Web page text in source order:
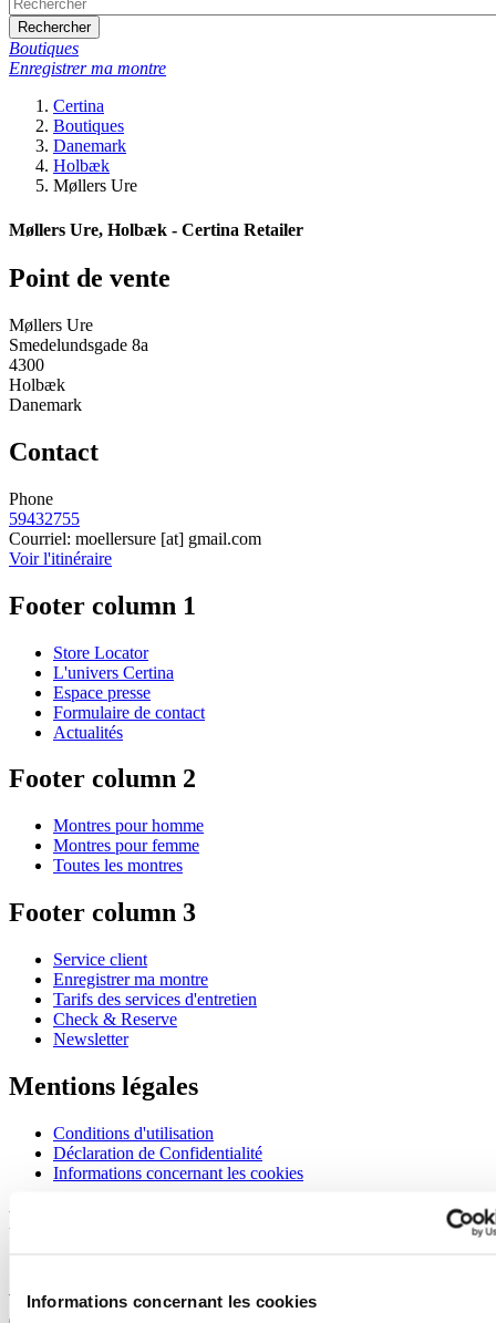
Informations concernant les cookies
Rechercher
Boutiques
Enregistrer ma montre
Certina
Boutiques
Danemark
Holbæk
Møllers Ure
Møllers Ure, Holbæk - Certina Retailer
Point de vente
Møllers Ure
Smedelundsgade 8a
4300
Holbæk
Danemark
Contact
Phone
59432755
Courriel: moellersure [at] gmail.com
Voir l'itinéraire
Footer column 1
Store Locator
L'univers Certina
Espace presse
Formulaire de contact
Actualités
Footer column 2
Montres pour homme
Montres pour femme
Toutes les montres
Footer column 3
Service client
Enregistrer ma montre
Tarifs des services d'entretien
Check & Reserve
Newsletter
Mentions légales
Conditions d'utilisation
Déclaration de Confidentialité
Informations concernant les cookies
Rejoignez le club CERTINA
Sélectionner un pays/une région